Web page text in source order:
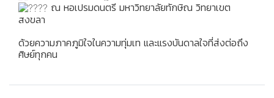
ณ หอเปรมดนตรี มหาวิทยาลัยทักษิณ วิทยาเขต
สงขลา
ด้วยความภาคภูมิใจในความทุ่มเท และแรงบันดาลใจที่ส่งต่อถึง
ศิษย์ทุกคน